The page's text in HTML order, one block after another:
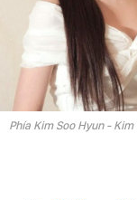
Phía Kim Soo Hyun -